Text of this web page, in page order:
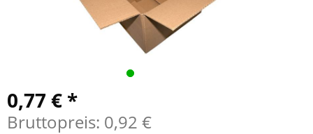
0,77 € *
Bruttopreis: 0,92 €